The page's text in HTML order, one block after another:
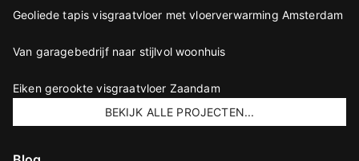
Geoliede tapis visgraatvloer met vloerverwarming Amsterdam
Van garagebedrijf naar stijlvol woonhuis
Eiken gerookte visgraatvloer Zaandam
BEKIJK ALLE PROJECTEN...